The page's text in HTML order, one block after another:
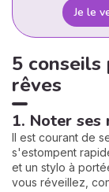
Je le
5 conseils
rêves
1. Noter ses
Il est courant de
s'estompent
et un stylo à
vous réveillez,